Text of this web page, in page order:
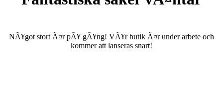
NÃ¥got stort Ã¤r pÃ¥ gÃ¥ng! VÃ¥r butik Ã¤r under arbete och
kommer att lanseras snart!